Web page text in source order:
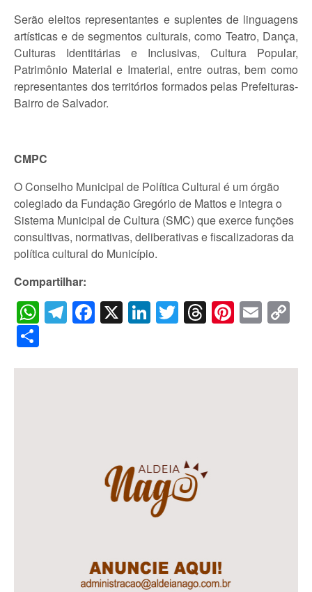
Serão eleitos representantes e suplentes de linguagens
artísticas e de segmentos culturais, como Teatro, Dança,
Culturas Identitárias e Inclusivas, Cultura Popular,
Patrimônio Material e Imaterial, entre outras, bem como
representantes dos territórios formados pelas Prefeituras-
Bairro de Salvador.
CMPC
O Conselho Municipal de Política Cultural é um órgão
colegiado da Fundação Gregório de Mattos e integra o
Sistema Municipal de Cultura (SMC) que exerce funções
consultivas, normativas, deliberativas e fiscalizadoras da
política cultural do Município.
Compartilhar:
WhatsApp
Telegram
Facebook
X LinkedIn
Twitter
Threads